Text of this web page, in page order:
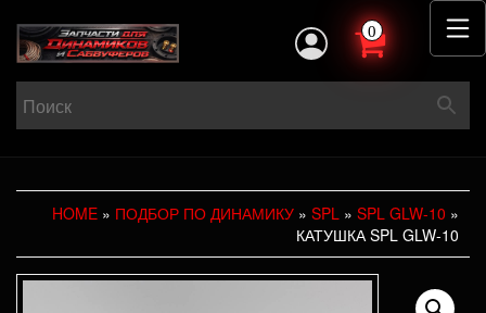
0
HOME » ПОДБОР ПО ДИНАМИКУ » SPL » SPL GLW-10 »
КАТУШКА SPL GLW-10